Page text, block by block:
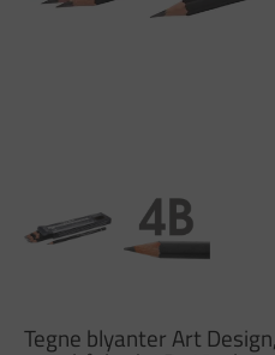
Tegne blyanter Art